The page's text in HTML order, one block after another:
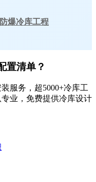
爆冷库工程
置清单？
服务，超5000+冷库工
业，免费提供冷库设计